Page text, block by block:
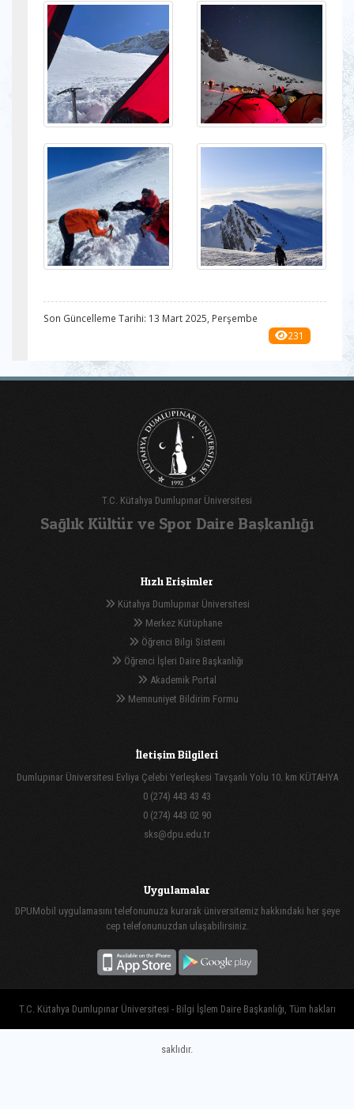
Son Güncelleme Tarihi: 13 Mart 2025, Perşembe
231
T.C. Kütahya Dumlupınar Üniversitesi
Sağlık Kültür ve Spor Daire Başkanlığı
Hızlı Erişimler
Kütahya Dumlupınar Üniversitesi
Merkez Kütüphane
Öğrenci Bilgi Sistemi
Öğrenci İşleri Daire Başkanlığı
Akademik Portal
Memnuniyet Bildirim Formu
İletişim Bilgileri
Dumlupınar Üniversitesi Evliya Çelebi Yerleşkesi Tavşanlı Yolu 10. km KÜTAHYA
0 (274) 443 43 43
0 (274) 443 02 90
sks@dpu.edu.tr
Uygulamalar
DPUMobil uygulamasını telefonunuza kurarak üniversitemiz hakkındaki her şeye
cep telefonunuzdan ulaşabilirsiniz.
T.C. Kütahya Dumlupınar Üniversitesi - Bilgi İşlem Daire Başkanlığı, Tüm hakları
saklıdır.